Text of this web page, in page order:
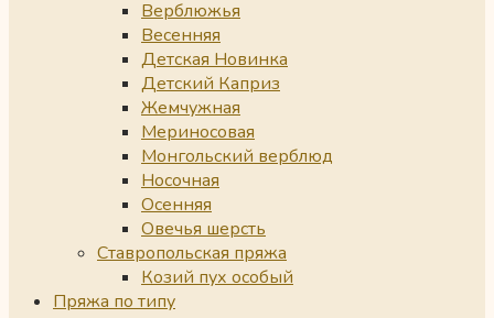
Верблюжья
Весенняя
Детская Новинка
Детский Каприз
Жемчужная
Мериносовая
Монгольский верблюд
Носочная
Осенняя
Овечья шерсть
Ставропольская пряжа
Козий пух особый
Пряжа по типу